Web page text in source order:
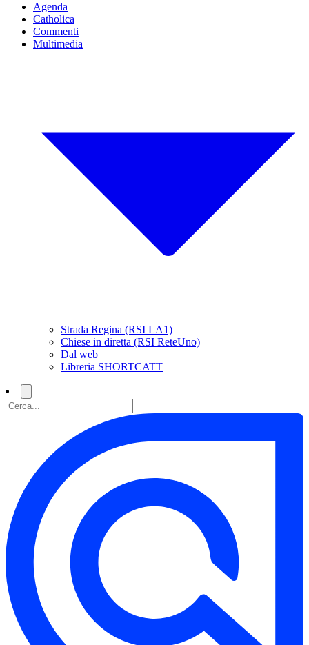
Agenda
Catholica
Commenti
Multimedia
Strada Regina (RSI LA1)
Chiese in diretta (RSI ReteUno)
Dal web
Libreria SHORTCATT